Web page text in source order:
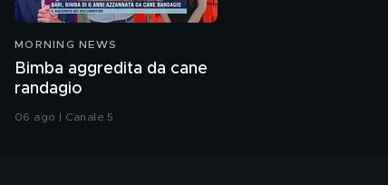
MORNING NEWS
Bimba aggredita da cane
randagio
06 ago | Canale 5